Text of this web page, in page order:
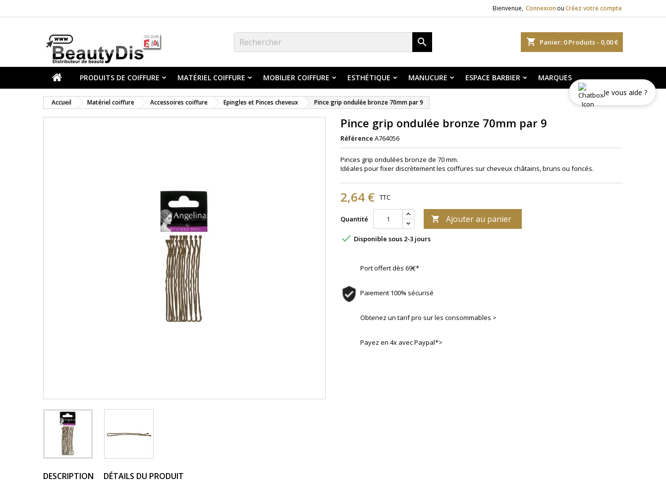
Bienvenue, Connexion ouCréez votre compte
shopping_cart Panier: 0Produits - 0,00 €

PRODUITS DE COIFFURE MATÉRIEL COIFFURE MOBILIER COIFFURE ESTHÉTIQUE MANUCURE ESPACE BARBIER MARQUES
Accueil Matériel coiffure Accessoires coiffure Epingles et Pinces cheveux Pince grip ondulée bronze 70mm par 9
Pince grip ondulée bronze 70mm par 9
Référence A764056
Pinces grip ondulées bronze de 70 mm.
Idéales pour fixer discrètement les coiffures sur cheveux châtains, bruns ou foncés.
2,64 € TTC
Quantité  Ajouter au panier
 Disponible sous 2-3 jours
Port offert dès 69€*
Paiement 100% sécurisé
Obtenez un tarif pro sur les consommables >
Payez en 4x avec Paypal*>
DESCRIPTION DÉTAILS DU PRODUIT
Je vous aide ?